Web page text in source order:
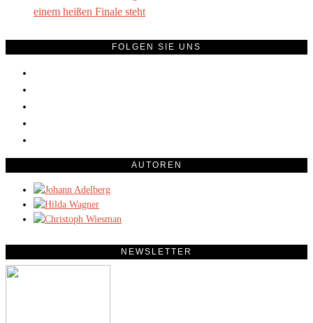
einem heißen Finale steht
FOLGEN SIE UNS
AUTOREN
NEWSLETTER